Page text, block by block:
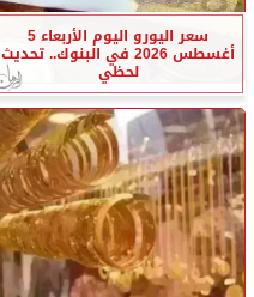
سعر اليورو اليوم الأربعاء 5
أغسطس 2026 في البنوك.. تحديث
لحظي